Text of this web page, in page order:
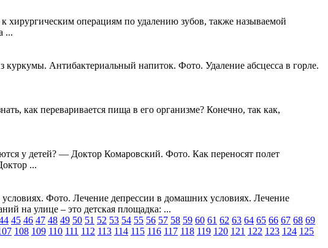
хирургическим операциям по удалению зубов, также называемой
...
Антибактериальный напиток. Фото. Удаление абсцесса в горле.
как переваривается пища в его организме? Конечно, так как,
у детей? — Доктор Комаровский. Фото. Как переносят полет
...
Фото. Лечение депрессии в домашних условиях. Лечение
на улице – это детская площадка: ...
45 46 47 48 49 50 51 52 53 54 55 56 57 58 59 60 61 62 63 64 65 66 67 68 69
108 109 110 111 112 113 114 115 116 117 118 119 120 121 122 123 124 125